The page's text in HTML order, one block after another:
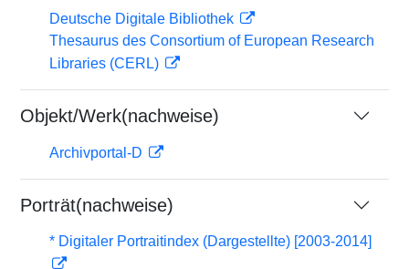
Deutsche Digitale Bibliothek
Thesaurus des Consortium of European Research
Libraries (CERL)
Objekt/Werk(nachweise)
Archivportal-D
Porträt(nachweise)
* Digitaler Portraitindex (Dargestellte) [2003-2014]